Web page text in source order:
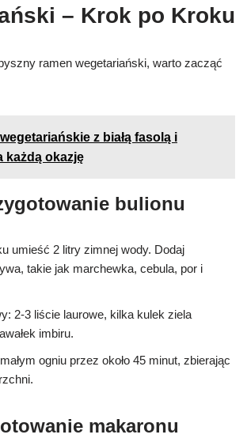
– Krok po Kroku
ramen wegetariański, warto zacząć
z białą fasolą i
każdą okazję
bulionu
umieść 2 litry zimnej wody. Dodaj
takie jak marchewka, cebula, por i
2-3 liście laurowe, kilka kulek ziela
imbiru.
ogniu przez około 45 minut, zbierając
makaronu